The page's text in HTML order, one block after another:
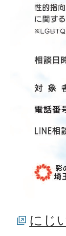
にじ